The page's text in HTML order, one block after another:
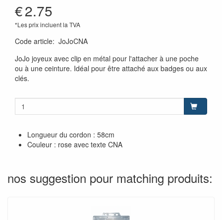
€2.75
*Les prix incluent la TVA
Code article: JoJoCNA
JoJo joyeux avec clip en métal pour l'attacher à une poche
ou à une ceinture. Idéal pour être attaché aux badges ou aux
clés.
Longueur du cordon : 58cm
Couleur : rose avec texte CNA
nos suggestion pour matching produits: